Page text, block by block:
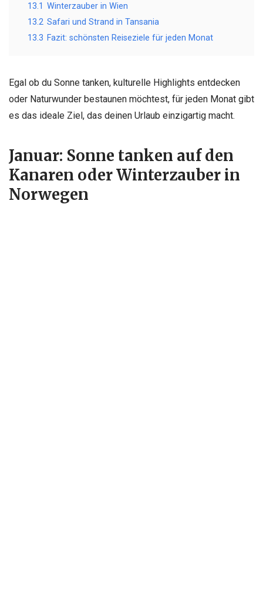
13.1 Winterzauber in Wien
13.2 Safari und Strand in Tansania
13.3 Fazit: schönsten Reiseziele für jeden Monat
Egal ob du Sonne tanken, kulturelle Highlights entdecken
oder Naturwunder bestaunen möchtest, für jeden Monat gibt
es das ideale Ziel, das deinen Urlaub einzigartig macht.
Januar: Sonne tanken auf den
Kanaren oder Winterzauber in
Norwegen